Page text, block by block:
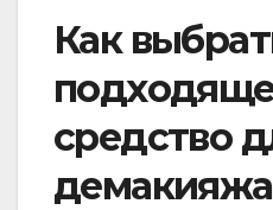
Как
средство
демакияжа